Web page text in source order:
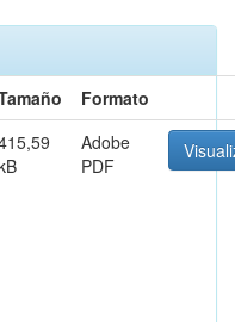
Formato
Adobe
PDF